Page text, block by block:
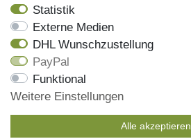
Versandinformationen
Zahlungsmöglichkeiten
Onlineshop
Mein Konto
Kontakt
Statistik
Externe Medien
DHL Wunschzustellung
PayPal
Funktional
Weitere Einstellungen
Alle akzeptieren